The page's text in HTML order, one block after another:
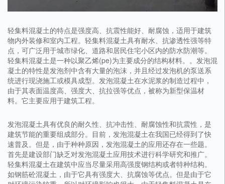
轻集料混凝土的特点是强度高、抗震性能好、耐腐蚀，适用于建筑
物内外装修和室内工程。轻集料混凝土具有耐水、抗渗透性强等特
点，可广泛用于城市绿化、道路和居民住宅小区内的防水防潮等。
轻集料混凝土是一种以聚乙烯(pe)为主要成分的结构材料。。发泡混
凝土的特性是发泡剂中含有大量的泡沫，并且经过发泡机的泵送系
统进行现浇施工或模具成型。发泡混凝土在水泥浆的制造过程中，
由于其表面温度高、强度大、抗拉强等优点，被称为新型保温材
料。它主要应用于建筑工程。
发泡混凝土具有优良的耐久性、抗冲击性、耐腐蚀性和抗震性，是
建筑节能的重要组成部分。目前，发泡混凝土在我国已经得到了快
速普及。但是，由于种种原因，发泡混凝土的应用还存在一些题。
首先是建设部门缺乏对发泡混凝土应用技术进行科学研究和推广。
轻集料混凝土在建筑中应当尽量采用高强度钢结构或者特种结构。
如钢筋砼混凝土，由于它具有强度大、抗腐蚀等优点。但是由于它